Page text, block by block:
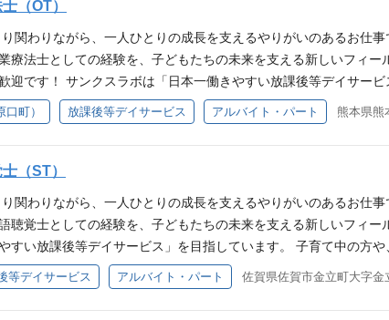
たい方 ・ITの取り組みに興味がある方
。 【放課後等デイサービスとは】 放課後等デイサービスでは、
どもたちを対象に、放課後や長期休暇中の支援を行います。 学習
活動など、一人ひとりの特性に合わせた支援・指導を行っていま
と」を増やしていく、やりがいのある仕事です。 必須条件 ①普
員とチームになって支援に取り組みたい方 ・ITの取り組みに興味
理学療法士・言語聴覚士も、入職時は全員が児童福祉分野未経験
」 「発達支援の経験がない」 「自分の専門性をどのように活か
当法人では複数の事業所でOT・PT・STが活躍しており、定期的
。 ・子どもへの関わり方 ・遊びを通じた支援方法 ・日常生活動
について相談できる環境があります。 一人で悩みを抱え込むこ
＼職場見学・事前相談 大歓迎！／ 「どんな雰囲気なんだろう？
仕事復帰で不安…」 「自分にもできるか見てみたい」 そんな方
職員同士の雰囲気、1日の流れなどを見てから応募を検討いただ
。 【放課後等デイサービスとは】 放課後等デイサービスでは、
どもたちを対象に、放課後や長期休暇中の支援を行います。 学習
活動など、一人ひとりの特性に合わせた支援・指導を行っていま
と」を増やしていく、やりがいのある仕事です。 必須条件 ①普
成 ・子どもの送迎 【作業療法士としての経験を活かせます】 作
ート ・日常生活動作の支援 ・集団活動への参加支援 ・保護者
た！」を増やしていきます。 病院や介護分野で行ってきた評価や
な生活を送れるよう支援していくことが、 この仕事の魅力です。
がら、一人ひとりの成長を支えるやりがいのあるお仕事です。 病
理学療法士・言語聴覚士も、入職時は全員が児童福祉分野未経験
」 「発達支援の経験がない」 「自分の専門性をどのように活か
当法人では複数の事業所でOT・PT・STが活躍しており、定期的
。 ・子どもへの関わり方 ・遊びを通じた支援方法 ・日常生活動
について相談できる環境があります。 一人で悩みを抱え込むこ
＼職場見学・事前相談 大歓迎！／ 「どんな雰囲気なんだろう？
仕事復帰で不安…」 「自分にもできるか見てみたい」 そんな方
（OT）
関わりながら、一人ひとりの成長を支えるやりがいのあるお仕
療法士としての経験を、子どもたちの未来を支える新しいフィー
迎です！ サンクスラボは「日本一働きやすい放課後等デイサービ
復帰の方にも安心して働いていただける環境づくりを大切にして
ども一人ひとりに合わせた支援の実施 ・遊びや活動を通じた発
サポート ・創作活動やレクリエーションの企画・補助 ・外出レ
成 ・子どもの送迎 【作業療法士としての経験を活かせます】 作
ート ・日常生活動作の支援 ・集団活動への参加支援 ・保護者
た！」を増やしていきます。 病院や介護分野で行ってきた評価や
な生活を送れるよう支援していくことが、 この仕事の魅力です。
がら、一人ひとりの成長を支えるやりがいのあるお仕事です。 病
町） 放課後等デイサービス アルバイト・パート 熊本県熊
（ST）
関わりながら、一人ひとりの成長を支えるやりがいのあるお仕
聴覚士としての経験を、子どもたちの未来を支える新しいフィー
すい放課後等デイサービス」を目指しています。 子育て中の方や
環境づくりを大切にしており、週2日～（扶養内勤務）OKです 【
表現に関する活動の実施 ・集団活動やレクリエーションのサポ
共有 ・支援記録の作成 ・子どもの送迎 【言語聴覚士としての
等デイサービス アルバイト・パート 佐賀県佐賀市金立町大字金